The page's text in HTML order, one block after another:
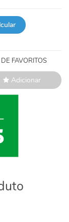
FAVORITOS
Adicionar